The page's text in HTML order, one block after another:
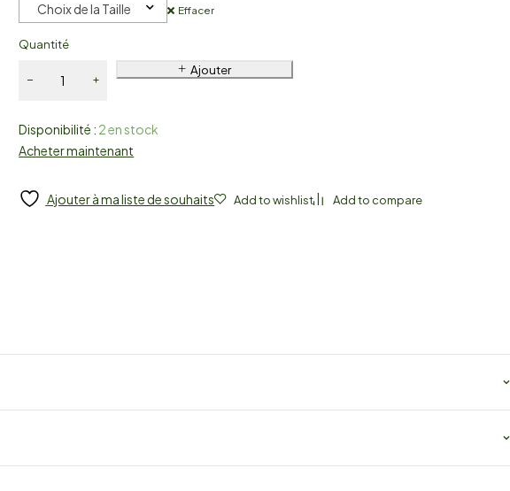
Choix de la Taille Effacer
Quantité
Ajouter
Disponibilité : 2 en stock
Acheter maintenant
Ajouter à ma liste de souhaits